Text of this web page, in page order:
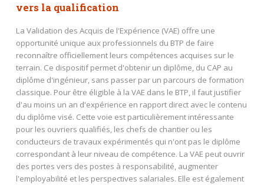
vers la qualification
La Validation des Acquis de l'Expérience (VAE) offre une
opportunité unique aux professionnels du BTP de faire
reconnaître officiellement leurs compétences acquises sur le
terrain. Ce dispositif permet d'obtenir un diplôme, du CAP au
diplôme d'ingénieur, sans passer par un parcours de formation
classique. Pour être éligible à la VAE dans le BTP, il faut justifier
d'au moins un an d'expérience en rapport direct avec le contenu
du diplôme visé. Cette voie est particulièrement intéressante
pour les ouvriers qualifiés, les chefs de chantier ou les
conducteurs de travaux expérimentés qui n'ont pas le diplôme
correspondant à leur niveau de compétence. La VAE peut ouvrir
des portes vers des postes à responsabilité, augmenter
l'employabilité et les perspectives salariales. Elle est également